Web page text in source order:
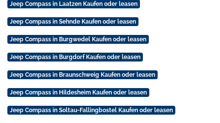
Jeep Compass in Laatzen Kaufen oder leasen
Jeep Compass in Sehnde Kaufen oder leasen
Jeep Compass in Burgwedel Kaufen oder leasen
Jeep Compass in Burgdorf Kaufen oder leasen
Jeep Compass in Braunschweig Kaufen oder leasen
Jeep Compass in Hildesheim Kaufen oder leasen
Jeep Compass in Soltau-Fallingbostel Kaufen oder leasen